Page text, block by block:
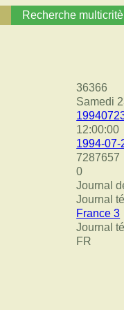
Recherche
36366
Samedi
12:00:00
1994-07-
7287657
0
Journal
Journal
France 3
Journal
FR